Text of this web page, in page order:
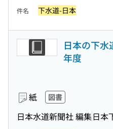
件名 下水道-日本
日本の下水
年度
紙 図書
日本水道新聞社 編集日本